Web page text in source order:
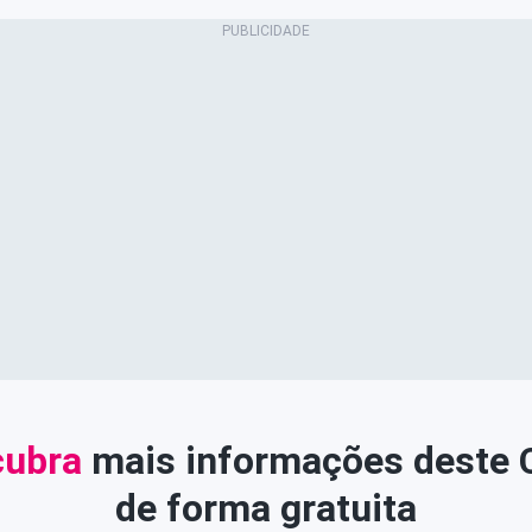
mais informações deste
de forma gratuita